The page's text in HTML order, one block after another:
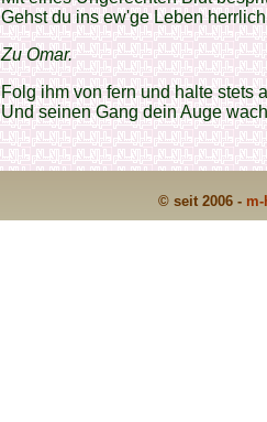
Gehst du ins ew'ge Leben
Zu Omar.
Folg ihm von fern und halte stets
Und seinen Gang dein Auge
© seit 2006 -